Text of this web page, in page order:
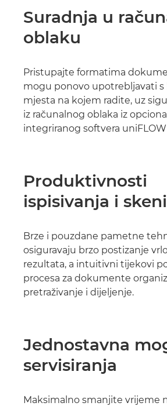
Suradnja u
oblaku
Pristupajte formatima
mogu ponovo upotrebljavati s
mjesta na kojem radite, uz
iz računalnog oblaka iz
integriranog softvera
Produktivnosti
ispisivanja i
Brze i pouzdane pametne
osiguravaju brzo postizanje
rezultata, a intuitivni tijekovi
procesa za dokumente
pretraživanje i dijeljenje.
Jednostavna
servisiranja
Maksimalno smanjite vrijeme